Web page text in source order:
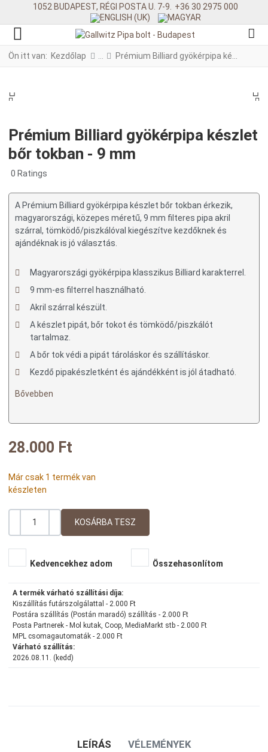
1052 BUDAPEST, RÉGI POSTA U. 7-9. +36 30 2975 000
Ön itt van: Kezdőlap Prémium Billiard gyökérpipa készlet bőr tokban - 9 mm
Prémium Billiard gyökérpipa készlet
bőr tokban - 9 mm
0 Ratings
A Prémium Billiard gyökérpipa készlet bőr tokban érkezik,
magyarországi, közepes méretű, 9 mm filteres pipa akril
szárral, tömködő/piszkálóval kiegészítve kezdőknek és
ajándéknak is jó választás.
Magyarországi gyökérpipa klasszikus Billiard karakterrel.
9 mm-es filterrel használható.
Akril szárral készült.
A készlet pipát, bőr tokot és tömködő/piszkálót
tartalmaz.
A bőr tok védi a pipát tároláskor és szállításkor.
Kezdő pipakészletként és ajándékként is jól átadható.
Bővebben
28.000 Ft
Már csak 1 termék van
készleten
Mennyiség
Kedvencekhez adom Összehasonlítom
A termék várható szállítási díja:
Kiszállítás futárszolgálattal - 2.000 Ft
Postára szállítás (Postán maradó) szállítás - 2.000 Ft
Posta Partnerek - Mol kutak, Coop, MediaMarkt stb - 2.000 Ft
MPL csomagautomaták - 2.000 Ft
Várható szállítás:
2026.08.11. (kedd)
LEÍRÁS VÉLEMÉNYEK